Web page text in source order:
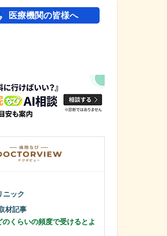
医療機関の皆様へ
ニック
材記事
くらいの頻度で受けるとよ